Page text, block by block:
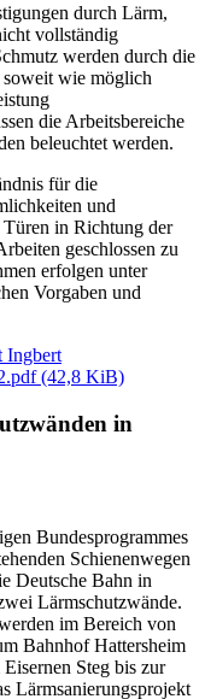
durch Lärm,
vollständig
werden durch die
wie möglich
die Arbeitsbereiche
beleuchtet werden.
für die
und
in Richtung der
geschlossen zu
erfolgen unter
Vorgaben und
Ingbert
(42,8 KiB)
in
Bundesprogrammes
Schienenwegen
Deutsche Bahn in
Lärmschutzwände.
im Bereich von
Bahnhof Hattersheim
Steg bis zur
Lärmsanierungsprojekt